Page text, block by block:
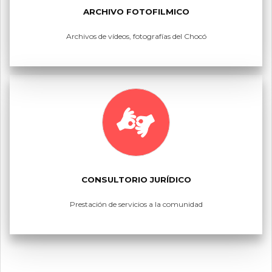
ARCHIVO FOTOFILMICO
Archivos de vídeos, fotografías del Chocó
CONSULTORIO JURÍDICO
Prestación de servicios a la comunidad